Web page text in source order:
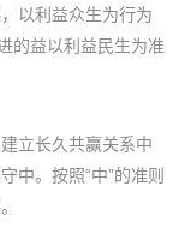
以利益众生为行为
的益以利益民生为准
立长久共赢关系中
中。按照“中”的准则